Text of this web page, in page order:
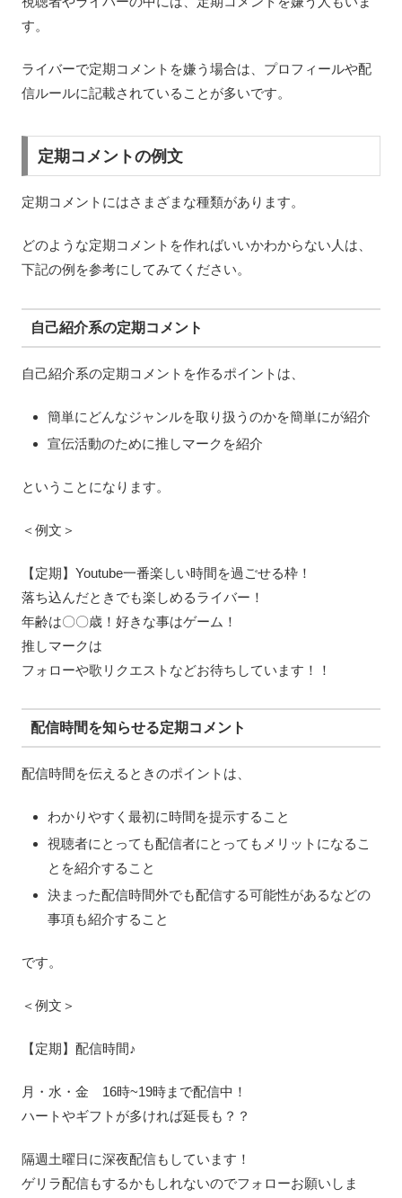
す。
ライバーで定期コメントを嫌う場合は、プロフィールや配
信ルールに記載されていることが多いです。
定期コメントの例文
定期コメントにはさまざまな種類があります。
どのような定期コメントを作ればいいかわからない人は、
下記の例を参考にしてみてください。
自己紹介系の定期コメント
自己紹介系の定期コメントを作るポイントは、
簡単にどんなジャンルを取り扱うのかを簡単にが紹介
宣伝活動のために推しマークを紹介
ということになります。
＜例文＞
【定期】Youtube一番楽しい時間を過ごせる枠！
落ち込んだときでも楽しめるライバー！
年齢は〇〇歳！好きな事はゲーム！
推しマークは
フォローや歌リクエストなどお待ちしています！！
配信時間を知らせる定期コメント
配信時間を伝えるときのポイントは、
わかりやすく最初に時間を提示すること
視聴者にとっても配信者にとってもメリットになるこ
とを紹介すること
決まった配信時間外でも配信する可能性があるなどの
事項も紹介すること
です。
＜例文＞
【定期】配信時間♪
月・水・金 16時~19時まで配信中！
ハートやギフトが多ければ延長も？？
隔週土曜日に深夜配信もしています！
ゲリラ配信もするかもしれないのでフォローお願いしま